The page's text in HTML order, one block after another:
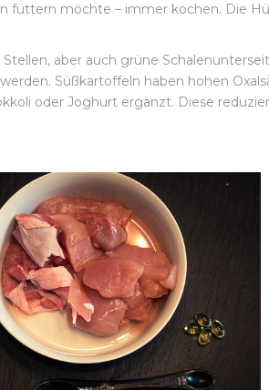
füttern möchte – immer kochen. Die
aber auch grüne
Süßkartoffeln haben hohen
oder Joghurt ergänzt. Diese